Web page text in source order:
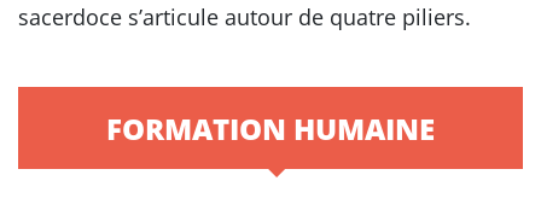
sacerdoce s’articule autour de quatre piliers.
FORMATION HUMAINE